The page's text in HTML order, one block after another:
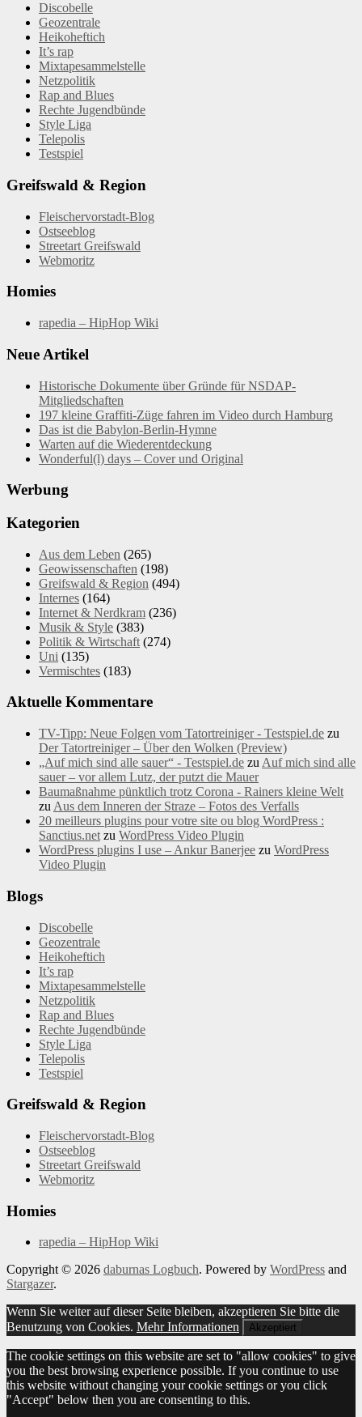
Discobelle
Geozentrale
Heikoheftich
It’s rap
Mixtapesammelstelle
Netzpolitik
Rap and Blues
Rechte Jugendbünde
Style Liga
Telepolis
Testspiel
Greifswald & Region
Fleischervorstadt-Blog
Ostseeblog
Streetart Greifswald
Webmoritz
Homies
rapedia – HipHop Wiki
Neue Artikel
Historische Dokumente über Gründe für NSDAP-
Mitgliedschaften
197 kleine Graffiti-Züge fahren im Video durch Hamburg
Das ist die Babylon-Berlin-Hymne
Warten auf die Wiederentdeckung
Wonderful(l) days – Cover und Original
Werbung
Kategorien
Aus dem Leben (265)
Geowissenschaften (198)
Greifswald & Region (494)
Internes (164)
Internet & Nerdkram (236)
Musik & Style (383)
Politik & Wirtschaft (274)
Uni (135)
Vermischtes (183)
Aktuelle Kommentare
TV-Tipp: Neue Folgen vom Tatortreiniger - Testspiel.de zu
Der Tatortreiniger – Über den Wolken (Preview)
„Auf mich sind alle sauer“ - Testspiel.de zu Auf mich sind alle
sauer – vor allem Lutz, der putzt die Mauer
Baumaßnahme pünktlich trotz Corona - Rainers kleine Welt
zu Aus dem Inneren der Straze – Fotos des Verfalls
20 meilleurs plugins pour votre site ou blog WordPress :
Sanctius.net zu WordPress Video Plugin
WordPress plugins I use – Ankur Banerjee zu WordPress
Video Plugin
Blogs
Discobelle
Geozentrale
Heikoheftich
It’s rap
Mixtapesammelstelle
Netzpolitik
Rap and Blues
Rechte Jugendbünde
Style Liga
Telepolis
Testspiel
Greifswald & Region
Fleischervorstadt-Blog
Ostseeblog
Streetart Greifswald
Webmoritz
Homies
rapedia – HipHop Wiki
Copyright © 2026 daburnas Logbuch. Powered by WordPress and
Stargazer.
Wenn Sie weiter auf dieser Seite bleiben, akzeptieren Sie bitte die
Benutzung von Cookies. Mehr Informationen Akzeptiert
The cookie settings on this website are set to "allow cookies" to give
you the best browsing experience possible. If you continue to use
this website without changing your cookie settings or you click
"Accept" below then you are consenting to this.